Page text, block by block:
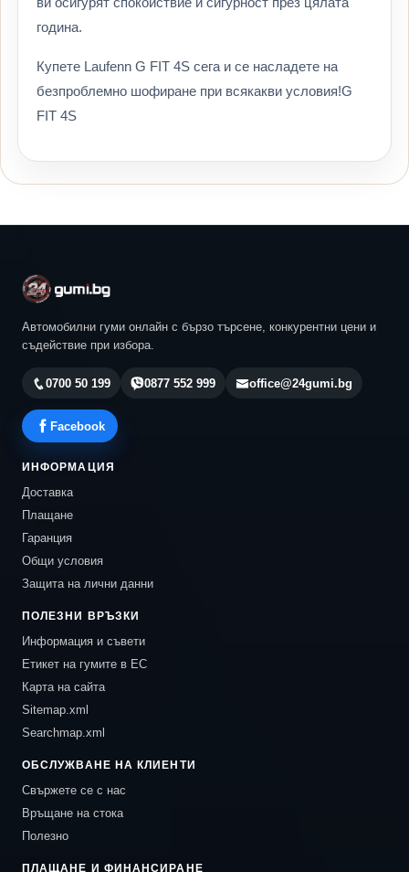
година.
Купете Laufenn G FIT 4S сега и се насладете на
безпроблемно шофиране при всякакви условия!G
FIT 4S
Автомобилни гуми онлайн с бързо търсене, конкурентни цени и
съдействие при избора.
0700 50 199 0877 552 999 office@24gumi.bg
Facebook
ИНФОРМАЦИЯ
Доставка
Плащане
Гаранция
Общи условия
Защита на лични данни
ПОЛЕЗНИ ВРЪЗКИ
Информация и съвети
Етикет на гумите в ЕС
Карта на сайта
Sitemap.xml
Searchmap.xml
ОБСЛУЖВАНЕ НА КЛИЕНТИ
Свържете се с нас
Връщане на стока
Полезно
ПЛАЩАНЕ И ФИНАНСИРАНЕ